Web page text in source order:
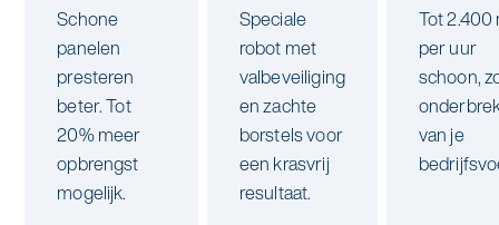
Vloermeester van One Go
alle diensten bekijken
Contact
Wij werken voor
Duurzaamheid & Asito
Innovatie & Asito
Schone
panelen
presteren
beter. Tot
20% meer
opbrengst
mogelijk.
Speciale
robot met
valbeveiliging
en zachte
borstels voor
een krasvrij
resultaat.
Tot 2.400
per uur
schoon,
van je